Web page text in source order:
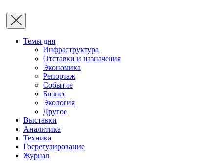
Темы дня
Инфраструктура
Отставки и назначения
Экономика
Репортаж
Событие
Бизнес
Экология
Другое
Выставки
Аналитика
Техника
Госрегулирование
Журнал